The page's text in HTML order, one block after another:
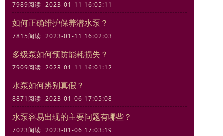
7989阅读 2023-01-11 16:05:11
如何正确维护保养潜水泵？
7815阅读 2023-01-11 16:02:03
多级泵如何预防能耗损失？
7909阅读 2023-01-11 16:01:12
水泵如何辨别真假？
8871阅读 2023-01-06 17:05:08
水泵容易出现的主要问题有哪些？
7023阅读 2023-01-06 17:03:19